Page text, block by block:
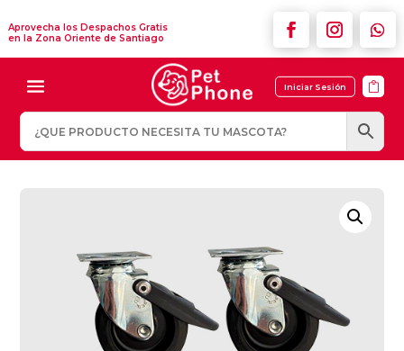
Aprovecha los Despachos Gratis
en la Zona Oriente de Santiago
Iniciar Sesión 